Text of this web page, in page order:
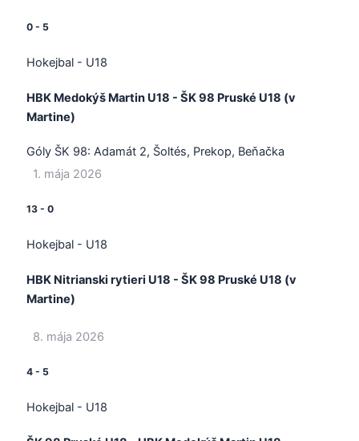
0 - 5
Hokejbal - U18
HBK Medokýš Martin U18 - ŠK 98 Pruské U18 (v
Martine)
Góly ŠK 98: Adamát 2, Šoltés, Prekop, Beňačka
1. mája 2026
13 -0
Hokejbal - U18
HBK Nitrianski rytieri U18 - ŠK 98 Pruské U18 (v
Martine)
8. mája 2026
4 - 5
Hokejbal - U18